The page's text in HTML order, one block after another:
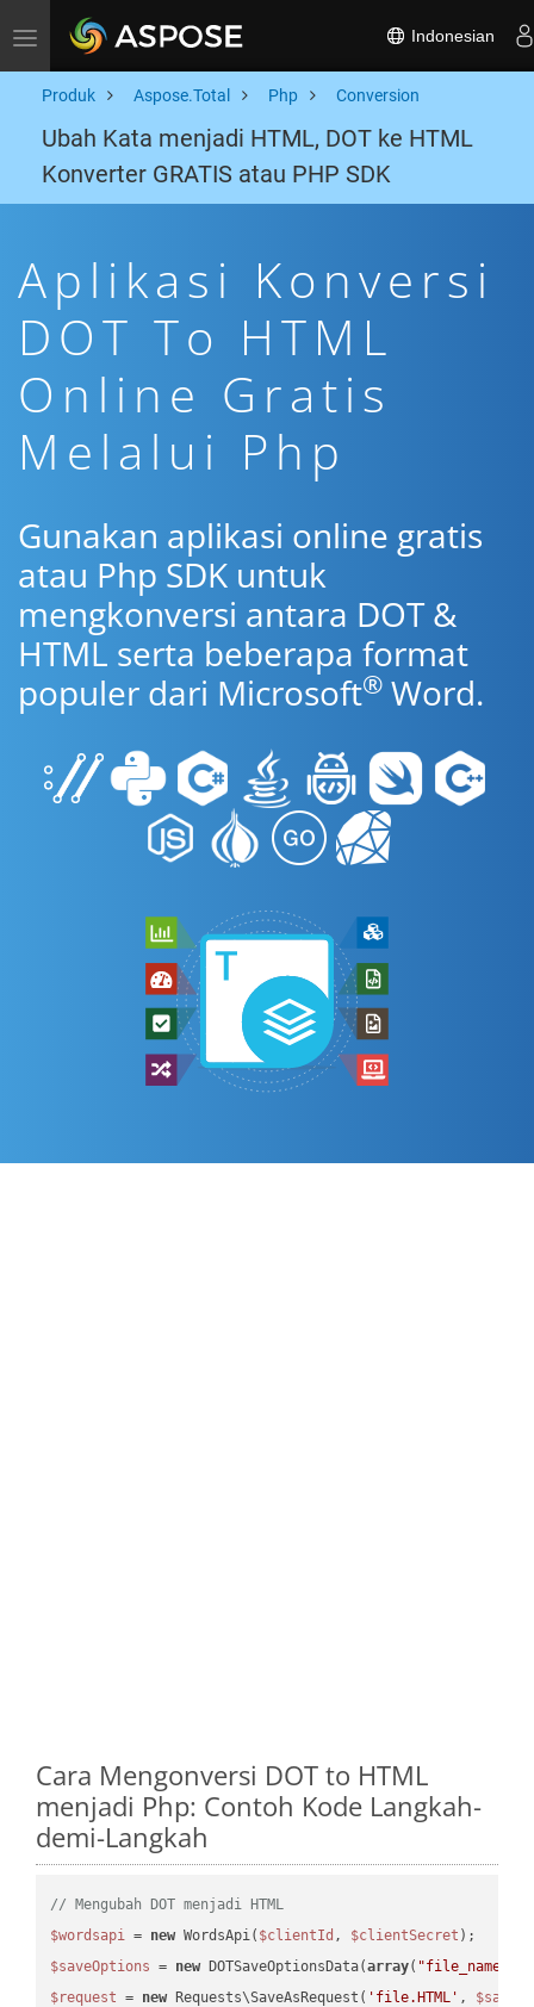
Toggle navigation Indonesian
Produk Aspose.Total Php Conversion
Ubah Kata menjadi HTML, DOT ke HTML
Konverter GRATIS atau PHP SDK
Aplikasi Konversi
DOT To HTML
Online Gratis
Melalui Php
Gunakan aplikasi online gratis
atau Php SDK untuk
mengkonversi antara DOT &
HTML serta beberapa format
populer dari Microsoft® Word.
Cara Mengonversi DOT to HTML
menjadi Php: Contoh Kode Langkah-
demi-Langkah
// Mengubah DOT menjadi HTML
$wordsapi = new WordsApi( $clientId , $clientSecret
$saveOptions = new DOTSaveOptionsData(array( "file_name"
$request = new Requests\SaveAsRequest( 'file.HTML' ,